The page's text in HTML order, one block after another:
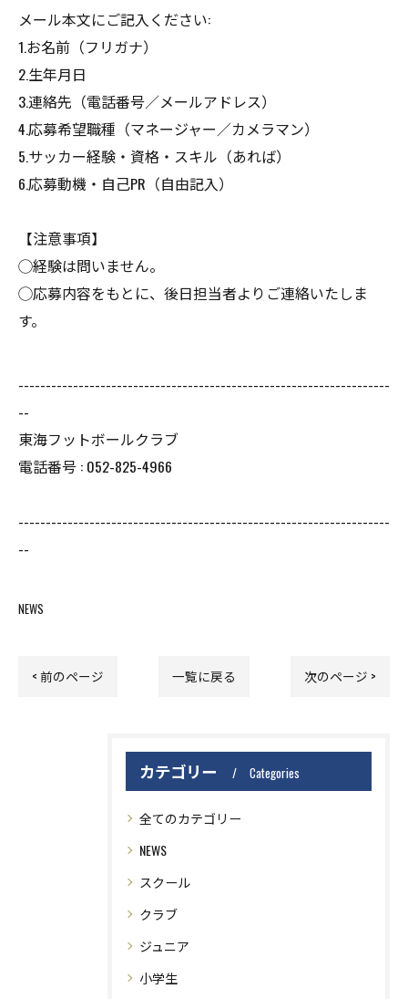
メール本文にご記入ください:
1.お名前（フリガナ）
2.生年月日
3.連絡先（電話番号／メールアドレス）
4.応募希望職種（マネージャー／カメラマン）
5.サッカー経験・資格・スキル（あれば）
6.応募動機・自己PR（自由記入）
【注意事項】
◯経験は問いません。
◯応募内容をもとに、後日担当者よりご連絡いたしま
す。
--------------------------------------------------------------------
--
東海フットボールクラブ
電話番号 : 052-825-4966
--------------------------------------------------------------------
--
NEWS
< 前のページ 一覧に戻る 次のページ >
カテゴリー Categories
全てのカテゴリー
NEWS
スクール
クラブ
ジュニア
小学生